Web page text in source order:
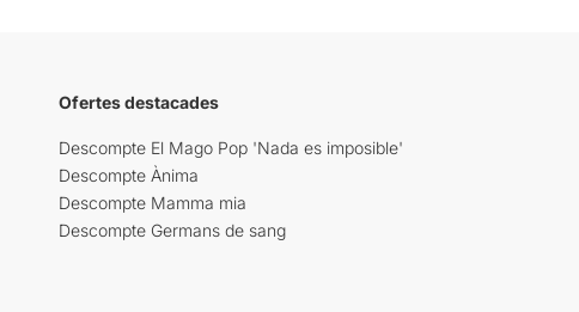
Ofertes destacades
Descompte El Mago Pop 'Nada es imposible'
Descompte Ànima
Descompte Mamma mia
Descompte Germans de sang